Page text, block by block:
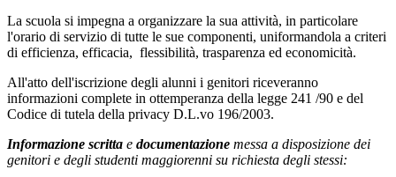
La scuola si impegna a organizzare la sua attività, in particolare
l'orario di servizio di tutte le sue componenti, uniformandola a criteri
di efficienza, efficacia, flessibilità, trasparenza ed economicità.
All'atto dell'iscrizione degli alunni i genitori riceveranno
informazioni complete in ottemperanza della legge 241 /90 e del
Codice di tutela della privacy D.L.vo 196/2003.
Informazione scritta e documentazione messa a disposizione dei
genitori e degli studenti maggiorenni su richiesta degli stessi: